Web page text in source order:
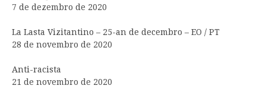
7 de dezembro de 2020
La Lasta Vizitantino – 25-an de decembro – EO / PT
28 de novembro de 2020
Anti-racista
21 de novembro de 2020